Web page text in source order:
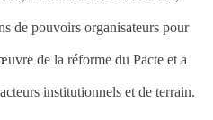
de pouvoirs organisateurs pour
de la réforme du Pacte et a
institutionnels et de terrain.